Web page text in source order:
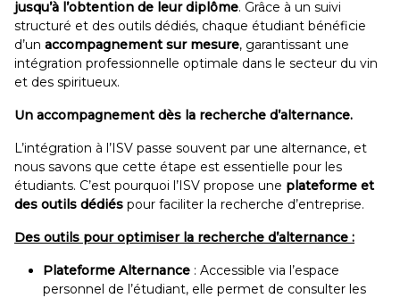
jusqu’à l’obtention de leur diplôme. Grâce à un suivi
structuré et des outils dédiés, chaque étudiant bénéficie
d’un accompagnement sur mesure, garantissant une
intégration professionnelle optimale dans le secteur du vin
et des spiritueux.
Un accompagnement dès la recherche d’alternance.
L’intégration à l’ISV passe souvent par une alternance, et
nous savons que cette étape est essentielle pour les
étudiants. C’est pourquoi l’ISV propose une plateforme et
des outils dédiés pour faciliter la recherche d’entreprise.
Des outils pour optimiser la recherche d’alternance :
Plateforme Alternance : Accessible via l’espace
personnel de l’étudiant, elle permet de consulter les